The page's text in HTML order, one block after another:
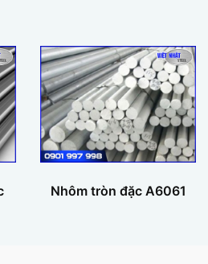
Nhôm tròn đặc A6061